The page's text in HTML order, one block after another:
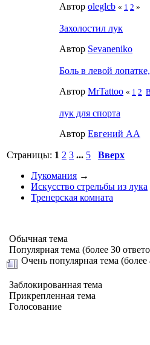
Автор oleglcb « 1 2 »
Захолостил лук
Автор Sevaneniko
Боль в левой
Автор MrTattoo « 1 2
лук для спорта
Автор Евгений АА
Страницы: 1 2 3 ... 5
Вверх
Лукомания →
Искусство стрельбы из лука
Тренерская комната
Обычная тема
Популярная тема (более 30
Очень популярная тема (более
Заблокированная тема
Прикрепленная тема
Голосование